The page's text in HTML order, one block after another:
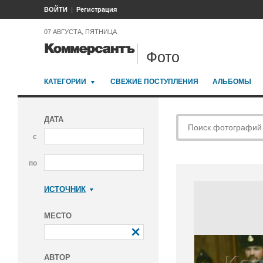
ВОЙТИ Регистрация
07 АВГУСТА, ПЯТНИЦА
Фото
КАТЕГОРИИ СВЕЖИЕ ПОСТУПЛЕНИЯ АЛЬБОМЫ
ДАТА
с
по
ИСТОЧНИК
МЕСТО
АВТОР